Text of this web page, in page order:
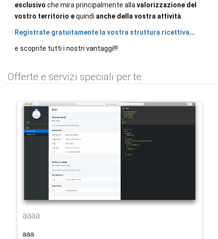
esclusivo che mira principalmente alla valorizzazione del
vostro territorio equindi anche della vostra attività
Registrate gratuitamente la vostra struttura ricettiva...
e scoprite tutti i nostri vantaggi!!!
Offerte e servizi speciali per te
aaaa
aaa